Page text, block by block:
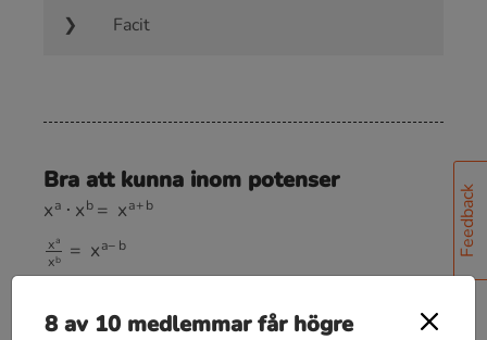
Feedback
Facit
Bra att kunna inom potenser
a b= +b
xa xa −
(ax)y=axy
ax bx= (ab )x
8 av 10 medlemmar får högre